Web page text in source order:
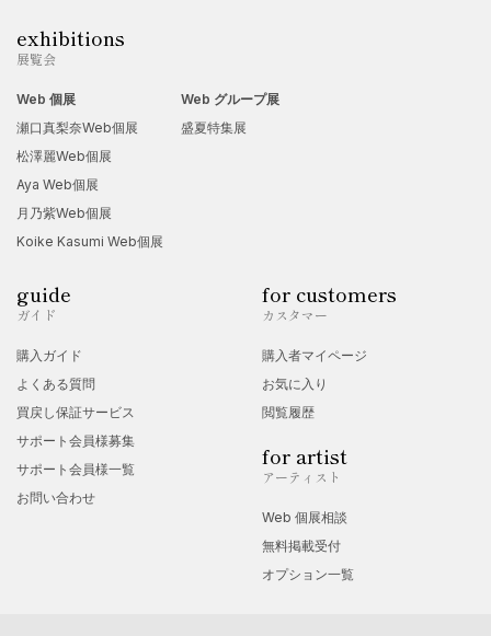
exhibitions
展覧会
Web 個展
瀬口真梨奈Web個展
松澤麗Web個展
Aya Web個展
月乃紫Web個展
Koike Kasumi Web個展
Web グループ展
盛夏特集展
guide
ガイド
購入ガイド
よくある質問
買戻し保証サービス
サポート会員様募集
サポート会員様一覧
お問い合わせ
for customers
カスタマー
購入者マイページ
お気に入り
閲覧履歴
for artist
アーティスト
Web 個展相談
無料掲載受付
オプション一覧